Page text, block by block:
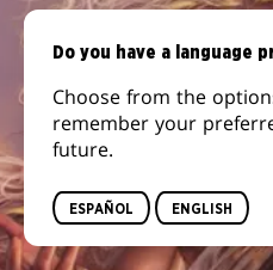
Do you have a language
Choose from the
remember your
future.
ESPAÑOL ENGLISH